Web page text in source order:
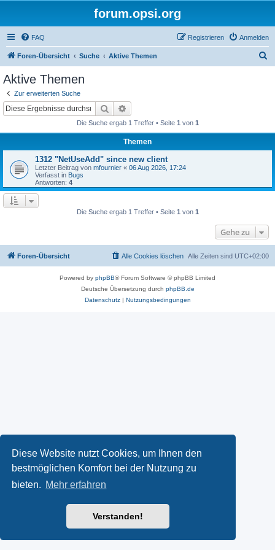
Diese Website nutzt Cookies, um Ihnen den
bestmöglichen Komfort bei der Nutzung zu
bieten. Mehr erfahren
Verstanden!
forum.opsi.org
FAQ Anmelden
Registrieren
Foren-Übersicht Suche Aktive Themen
Aktive Themen
Zur erweiterten Suche
Suche
Die Suche ergab 1 Treffer • Seite 1 von 1
Themen
1312 "NetUseAdd" since new client
Letzter Beitrag von mfournier « 06 Aug 2026, 17:24
Verfasst in Bugs
Antworten: 4
Die Suche ergab 1 Treffer • Seite 1 von 1
Gehe zu
Foren-Übersicht Alle Zeiten sind UTC+02:00
Alle Cookies löschen
Powered by phpBB® Forum Software © phpBB Limited
Deutsche Übersetzung durch phpBB.de
Datenschutz| Nutzungsbedingungen